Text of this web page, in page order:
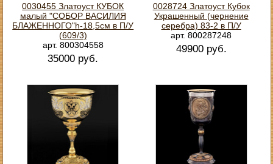
0030455 Златоуст КУБОК
малый "СОБОР ВАСИЛИЯ
БЛАЖЕННОГО"h-18,5см в П/У
(609/3)
арт. 800304558
35000 руб.
0028724 Златоуст Кубок
Украшенный (чернение
серебра) 83-2 в П/У
арт. 800287248
49900 руб.